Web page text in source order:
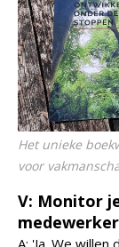
Het unieke
voor
V: Monitor
A: 'Ja. We